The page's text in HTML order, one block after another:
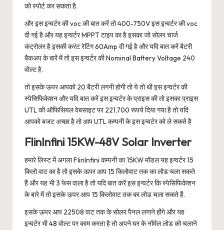
को स्पोर्ट कर सकता है.
और इस इन्वर्टर की voc की बात करें तो 400-750V इस इन्वर्टर की voc
दी गई है और यह इन्वर्टर MPPT टाइप का है इसका जो सोलर चार्ज
कंट्रोलर है इसकी करंट रेटिंग 60Amp दी गई है और यदि बात करें बैटरी
बैकअप के बारें में तो इस इन्वर्टर की Nominal Battery Voltage 240
वोल्ट है.
तो इसके ऊपर आपको 20 बैटरी लगनी होगी तो ये तो थी इस इन्वर्टर की
स्पेसिफिकेशन और यदि बात करें इस इन्वर्टर के प्राइस की तो इसका प्राइस
UTL की ऑफिसियल वेबसाइट पर 221,700 रूपये दिया गया है तो यदि
आपको बजट अच्छा है तो आप UTL कम्पनी के इस इन्वर्टर को ले सकते है
FlinInfini 15KW-48V Solar Inverter
हमारे लिस्ट में अगला FlinInfini कम्पनी का 15KW मॉडल यह इन्वर्टर 15
किलो वाट का है तो इसके ऊपर आप 15 किलोवाट तक का लोड चला सकते
हैं और यह भी 3 फेस वाला है तो यदि बात करें इस इन्वर्टर कि स्पेसिफिकेशन
के बारे में तो इसके ऊपर आप 15 किलोवाट तक का लोड चला सकते हैं.
इसके ऊपर आप 22508 वाट तक के सोलर पैनल लगाने होंगे और यह
इन्वर्टर भी 48 वोल्ट पर काम करता है तो अपने घर के नॉर्मल लोड को चलाने